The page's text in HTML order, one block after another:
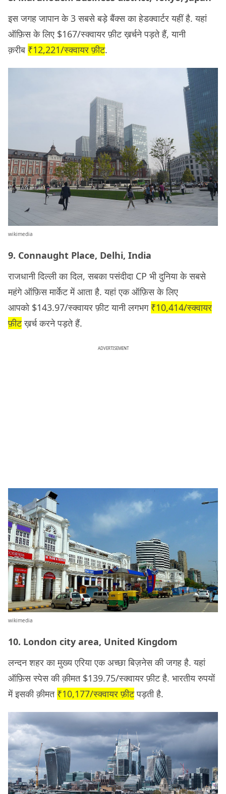
इस जगह जापान के 3 सबसे बड़े बैंक्स का हेडक्वार्टर यहीं है. यहां
ऑफ़िस के लिए $167/स्क्वायर फ़ीट ख़र्चने पड़ते हैं, यानी
क़रीब ₹12,221/स्क्वायर फ़ीट.
wikimedia
9. Connaught Place, Delhi, India
राजधानी दिल्ली का दिल, सबका पसंदीदा CP भी दुनिया के सबसे
महंगे ऑफ़िस मार्केट में आता है. यहां एक ऑफ़िस के लिए
आपको $143.97/स्क्वायर फ़ीट यानी लगभग ₹10,414/स्क्वायर
फ़ीटख़र्च करने पड़ते हैं.
ADVERTISEMENT
wikimedia
10. London city area, United Kingdom
लन्दन शहर का मुख्य एरिया एक अच्छा बिज़नेस की जगह है. यहां
ऑफ़िस स्पेस की क़ीमत $139.75/स्क्वायर फ़ीट है. भारतीय रुपयों
में इसकी क़ीमत ₹10,177/स्क्वायर फ़ीटपड़ती है.